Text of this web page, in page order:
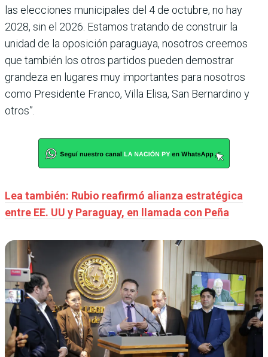
las elecciones municipales del 4 de octubre, no hay
2028, sin el 2026. Estamos tratando de construir la
unidad de la oposición paraguaya, nosotros creemos
que también los otros partidos pueden demostrar
grandeza en lugares muy importantes para nosotros
como Presidente Franco, Villa Elisa, San Bernardino y
otros”.
Lea también: Rubio reafirmó alianza estratégica
entre EE. UU y Paraguay, en llamada con Peña